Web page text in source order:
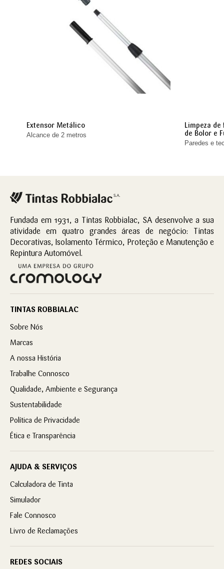
Extensor Metálico
Alcance de 2 metros
Limpeza
de Bolor e
Paredes e
Fundada em 1931, a Tintas Robbialac, SA desenvolve a sua
atividade em quatro grandes áreas de negócio: Tintas
Decorativas, Isolamento Térmico, Proteção e Manutenção e
Repintura Automóvel.
TINTAS ROBBIALAC
Sobre Nós
Marcas
A nossa História
Trabalhe Connosco
Qualidade, Ambiente e Segurança
Sustentabilidade
Política de Privacidade
Ética e Transparência
AJUDA & SERVIÇOS
Calculadora de Tinta
Simulador
Fale Connosco
Livro de Reclamações
REDES SOCIAIS